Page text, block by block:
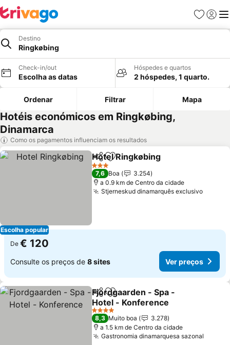
Favoritos
Iniciar
Destino
Ringkøbing
Check-in/out
Escolha as datas
Hóspedes e quartos
2 hóspedes, 1 quarto.
Ordenar Filtrar Mapa
Hotéis económicos em Ringkøbing,
Dinamarca
Como os pagamentos influenciam os resultados
Escolha popular
PartilharAdicionar aos favoritos
Hotel Ringkøbing
3 Estrelas
7,6 Boa
3.254
a 0.9 km de Centro da cidade
Stjerneskud dinamarquês exclusivo
De € 120
Consulte os preços de 8 sites Ver preços
PartilharAdicionar aos favoritos
Fjordgaarden - Spa -
Hotel - Konference
4 Estrelas
8,3 Muito boa
3.278
a 1.5 km de Centro da cidade
Gastronomia dinamarquesa sazonal